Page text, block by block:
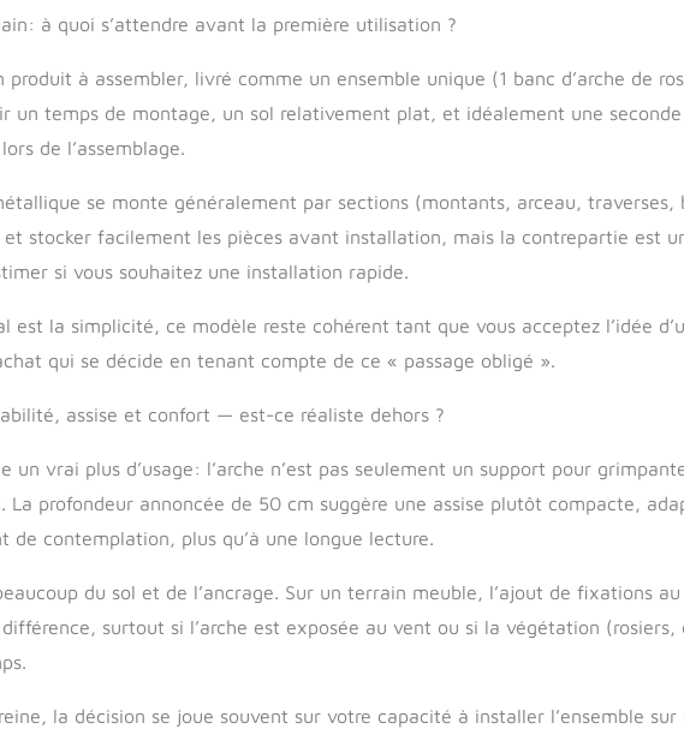
à quoi s’attendre avant la première utilisation ?
à assembler, livré comme un ensemble unique (1 banc d’arche de
un temps de montage, un sol relativement plat, et idéalement une
de l’assemblage.
se monte généralement par sections (montants, arceau, traverses,
stocker facilement les pièces avant installation, mais la contrepartie est
si vous souhaitez une installation rapide.
est la simplicité, ce modèle reste cohérent tant que vous acceptez l’idée
qui se décide en tenant compte de ce « passage obligé ».
assise et confort — est-ce réaliste dehors ?
un vrai plus d’usage: l’arche n’est pas seulement un support pour
profondeur annoncée de 50 cm suggère une assise plutôt compacte,
de contemplation, plus qu’à une longue lecture.
du sol et de l’ancrage. Sur un terrain meuble, l’ajout de fixations au
surtout si l’arche est exposée au vent ou si la végétation (rosiers,
la décision se joue souvent sur votre capacité à installer l’ensemble